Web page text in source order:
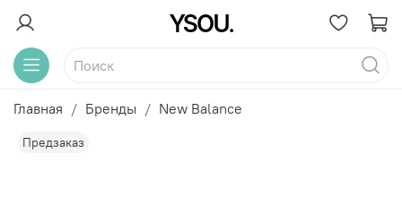
Главная Бренды New Balance
Предзаказ